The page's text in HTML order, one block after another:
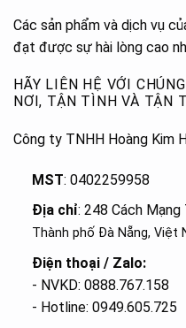
Các sản phẩm và dịch vụ
đạt được sự hài lòng cao
HÃY LIÊN HỆ VỚI
NƠI, TẬN TÌNH VÀ TẬN
Công ty TNHH Hoàng Kim
MST: 0402259958
Địa chỉ: 248 Cách
Thành phố Đà Nẵng, Việt
Điện thoại / Zalo:
- NVKD: 0888.767.158
- Hotline: 0949.605.725